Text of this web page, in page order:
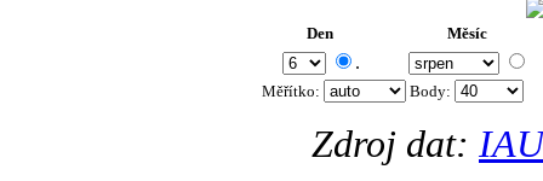
Den Měsíc
.
Měřítko: Body:
Zdroj dat: